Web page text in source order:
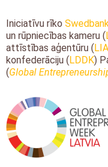
Iniciatīvu rīko
un rūpniecības kameru (
attīstības aģentūru (
konfederāciju ( LDDK)
(Global